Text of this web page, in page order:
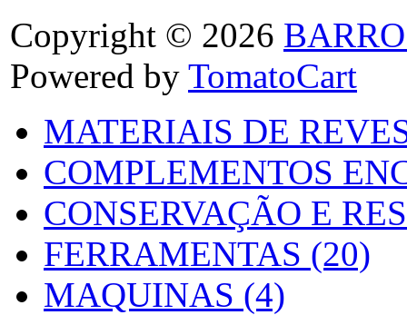
Copyright © 2026
Powered by TomatoCart
MATERIAIS DE
COMPLEMENTOS
CONSERVAÇÃO E
FERRAMENTAS (20)
MAQUINAS (4)